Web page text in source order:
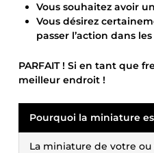
Vous souhaitez avoir
Vous désirez
passer l’action dans
PARFAIT ! Si en tant que
meilleur endroit !
Pourquoi la miniature
La miniature de votre